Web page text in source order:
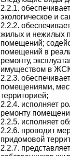
2.2.1.
экологическое и
2.2.2.
жилых и нежилых
помещений;
помещений в
ремонту,
имуществом в
2.2.3.
помещениями,
территорией;
2.2.4. исполняет
ремонту
2.2.5. исполняет
2.2.6. проводит
придомовой
2.2.7.